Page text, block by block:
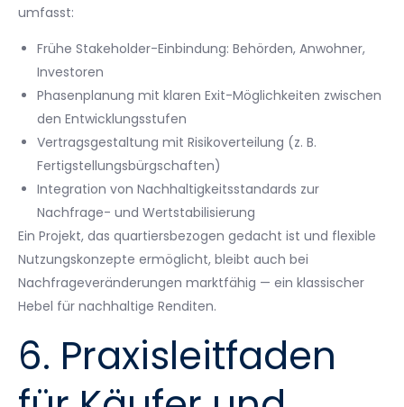
umfasst:
Frühe Stakeholder-Einbindung: Behörden, Anwohner,
Investoren
Phasenplanung mit klaren Exit-Möglichkeiten zwischen
den Entwicklungsstufen
Vertragsgestaltung mit Risikoverteilung (z. B.
Fertigstellungsbürgschaften)
Integration von Nachhaltigkeitsstandards zur
Nachfrage- und Wertstabilisierung
Ein Projekt, das quartiersbezogen gedacht ist und flexible
Nutzungskonzepte ermöglicht, bleibt auch bei
Nachfrageveränderungen marktfähig — ein klassischer
Hebel für nachhaltige Renditen.
6. Praxisleitfaden